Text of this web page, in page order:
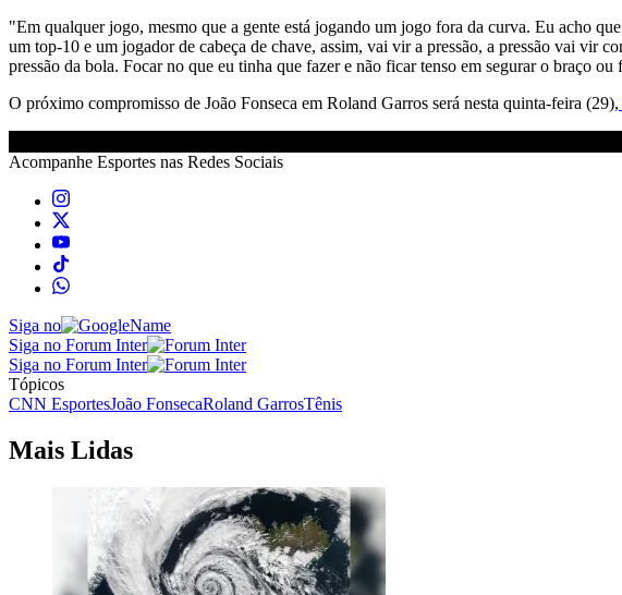
"Em qualquer jogo, mesmo que a gente está jogando um jogo fora da curva. Eu acho
um top-10 e um jogador de cabeça de chave, assim, vai vir a pressão, a pressão vai vir
pressão da bola. Focar no que eu tinha que fazer e não ficar tenso em segurar o braço
O próximo compromisso de João Fonseca em Roland Garros será nesta quinta-feira (29),
Acompanhe Esportes nas Redes Sociais
Siga no
Siga no Forum Inter
Siga no Forum Inter
Tópicos
CNN EsportesJoão FonsecaRoland GarrosTênis
Mais Lidas